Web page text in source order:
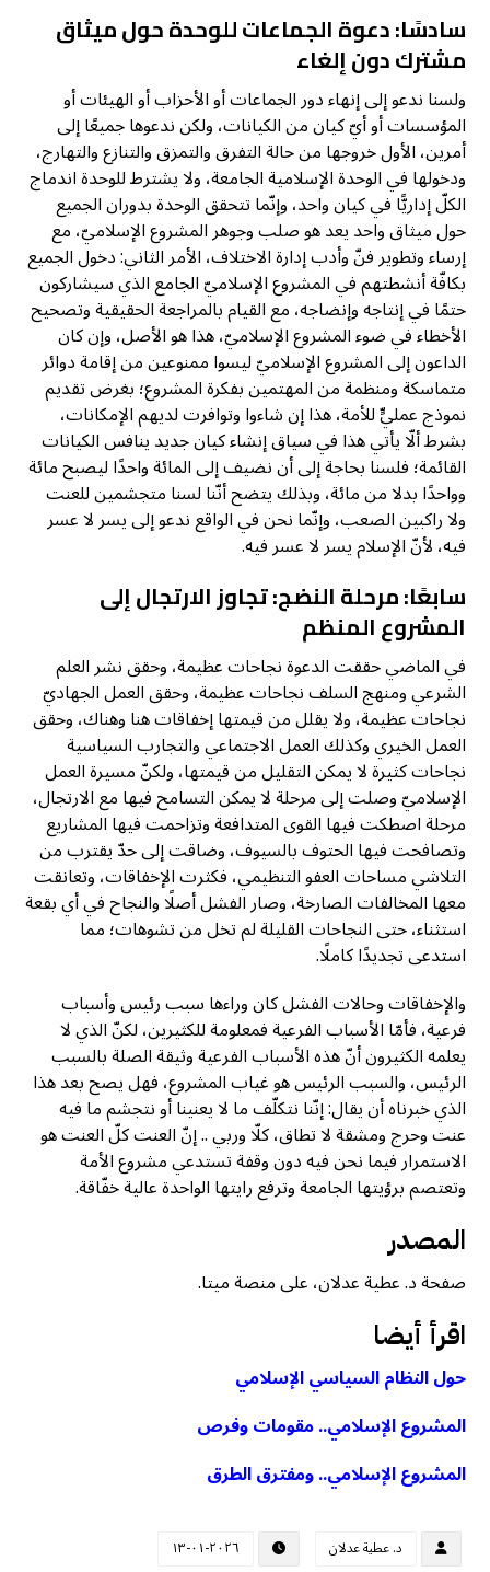
سادسًا: دعوة الجماعات للوحدة حول ميثاق
مشترك دون إلغاء
ولسنا ندعو إلى إنهاء دور الجماعات أو الأحزاب أو الهيئات أو
المؤسسات أو أيّ كيان من الكيانات، ولكن ندعوها جميعًا إلى
أمرين، الأول خروجها من حالة التفرق والتمزق والتنازع والتهارج،
ودخولها في الوحدة الإسلامية الجامعة، ولا يشترط للوحدة اندماج
الكلّ إداريًّا في كيان واحد، وإنّما تتحقق الوحدة بدوران الجميع
حول ميثاق واحد يعد هو صلب وجوهر المشروع الإسلاميّ، مع
إرساء وتطوير فنّ وأدب إدارة الاختلاف، الأمر الثاني: دخول الجميع
بكافّة أنشطتهم في المشروع الإسلاميّ الجامع الذي سيشاركون
حتمًا في إنتاجه وإنضاجه، مع القيام بالمراجعة الحقيقية وتصحيح
الأخطاء في ضوء المشروع الإسلاميّ، هذا هو الأصل، وإن كان
الداعون إلى المشروع الإسلاميّ ليسوا ممنوعين من إقامة دوائر
متماسكة ومنظمة من المهتمين بفكرة المشروع؛ بغرض تقديم
نموذج عمليٍّ للأمة، هذا إن شاءوا وتوافرت لديهم الإمكانات،
بشرط ألّا يأتي هذا في سياق إنشاء كيان جديد ينافس الكيانات
القائمة؛ فلسنا بحاجة إلى أن نضيف إلى المائة واحدًا ليصبح مائة
وواحدًا بدلا من مائة، وبذلك يتضح أنّنا لسنا متجشمين للعنت
ولا راكبين الصعب، وإنّما نحن في الواقع ندعو إلى يسر لا عسر
فيه، لأنّ الإسلام يسر لا عسر فيه.
سابعًا: مرحلة النضج: تجاوز الارتجال إلى
المشروع المنظم
في الماضي حققت الدعوة نجاحات عظيمة، وحقق نشر العلم
الشرعي ومنهج السلف نجاحات عظيمة، وحقق العمل الجهاديّ
نجاحات عظيمة، ولا يقلل من قيمتها إخفاقات هنا وهناك، وحقق
العمل الخيري وكذلك العمل الاجتماعي والتجارب السياسية
نجاحات كثيرة لا يمكن التقليل من قيمتها، ولكنّ مسيرة العمل
الإسلاميّ وصلت إلى مرحلة لا يمكن التسامح فيها مع الارتجال،
مرحلة اصطكت فيها القوى المتدافعة وتزاحمت فيها المشاريع
وتصافحت فيها الحتوف بالسيوف، وضاقت إلى حدّ يقترب من
التلاشي مساحات العفو التنظيمي، فكثرت الإخفاقات، وتعانقت
معها المخالفات الصارخة، وصار الفشل أصلًا والنجاح في أي بقعة
استثناء، حتى النجاحات القليلة لم تخل من تشوهات؛ مما
استدعى تجديدًا كاملًا.
والإخفاقات وحالات الفشل كان وراءها سبب رئيس وأسباب
فرعية، فأمّا الأسباب الفرعية فمعلومة للكثيرين، لكنّ الذي لا
يعلمه الكثيرون أنّ هذه الأسباب الفرعية وثيقة الصلة بالسبب
الرئيس، والسبب الرئيس هو غياب المشروع، فهل يصح بعد هذا
الذي خبرناه أن يقال: إنّنا نتكلّف ما لا يعنينا أو نتجشم ما فيه
عنت وحرج ومشقة لا تطاق، كلّا وربي .. إنّ العنت كلّ العنت هو
الاستمرار فيما نحن فيه دون وقفة تستدعي مشروع الأمة
وتعتصم برؤيتها الجامعة وترفع رايتها الواحدة عالية خفّاقة.
المصدر
صفحة د. عطية عدلان، على منصة ميتا.
اقرأ أيضا
حول النظام السياسي الإسلامي
المشروع الإسلامي.. مقومات وفرص
المشروع الإسلامي.. ومفترق الطرق
د. عطية عدلان ٢٠٢٦-٠١-١٣